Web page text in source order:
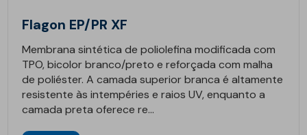
Flagon EP/PR XF
Membrana sintética de poliolefina modificada com
TPO, bicolor branco/preto e reforçada com malha
de poliéster. A camada superior branca é altamente
resistente às intempéries e raios UV, enquanto a
camada preta oferece re...